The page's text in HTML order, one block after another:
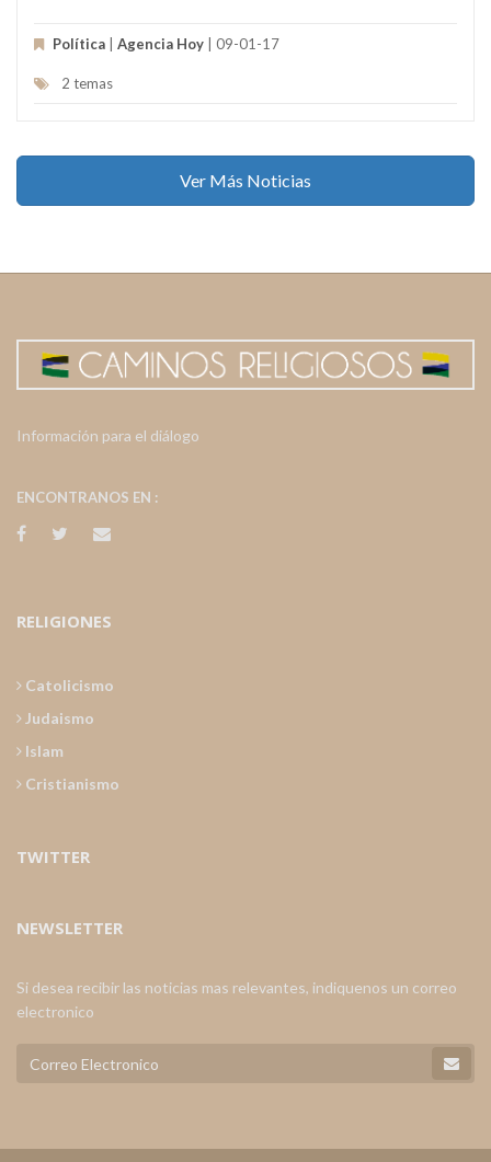
Política | Agencia Hoy | 09-01-17
2 temas
Ver Más Noticias
Información para el diálogo
ENCONTRANOS EN :
RELIGIONES
Catolicismo
Judaismo
Islam
Cristianismo
TWITTER
NEWSLETTER
Si desea recibir las noticias mas relevantes, indiquenos un correo
electronico